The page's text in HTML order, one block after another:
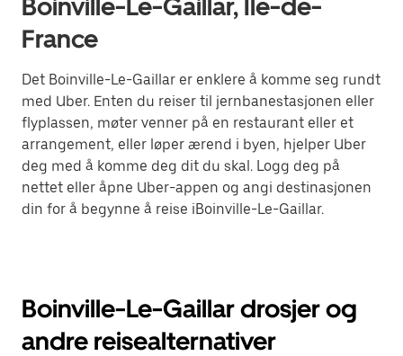
Boinville-Le-Gaillar, Île-de-
France
Det Boinville-Le-Gaillar er enklere å komme seg rundt
med Uber. Enten du reiser til jernbanestasjonen eller
flyplassen, møter venner på en restaurant eller et
arrangement, eller løper ærend i byen, hjelper Uber
deg med å komme deg dit du skal. Logg deg på
nettet eller åpne Uber-appen og angi destinasjonen
din for å begynne å reise iBoinville-Le-Gaillar.
Boinville-Le-Gaillar drosjer og
andre reisealternativer